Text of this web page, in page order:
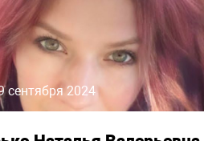
сентября 2024